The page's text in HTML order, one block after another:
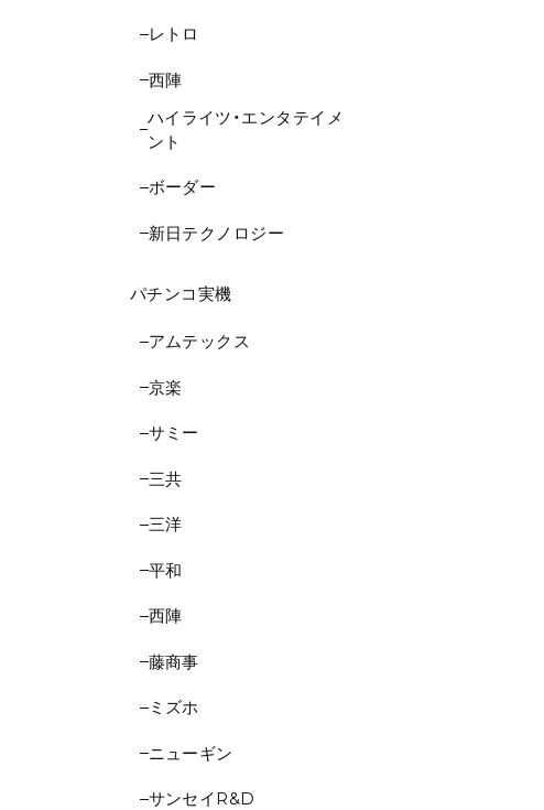
レトロ
西陣
ハイライツ・エンタテイメ
ント
ボーダー
新日テクノロジー
パチンコ実機
アムテックス
京楽
サミー
三共
三洋
平和
西陣
藤商事
ミズホ
ニューギン
サンセイR&D